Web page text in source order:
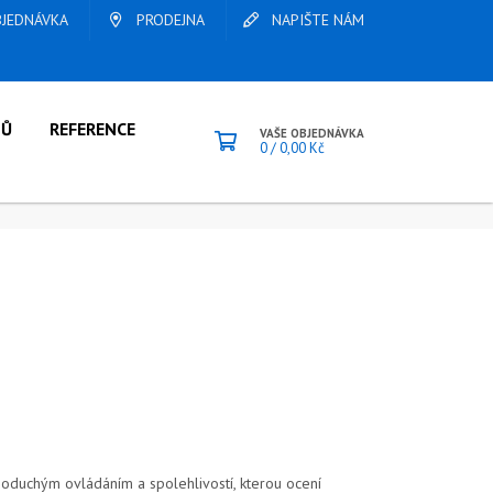
PRODEJNA NAPIŠTE NÁM
REFERENCE VAŠE OBJEDNÁVKA
0/0,00Kč
ovládáním a spolehlivostí, kterou ocení